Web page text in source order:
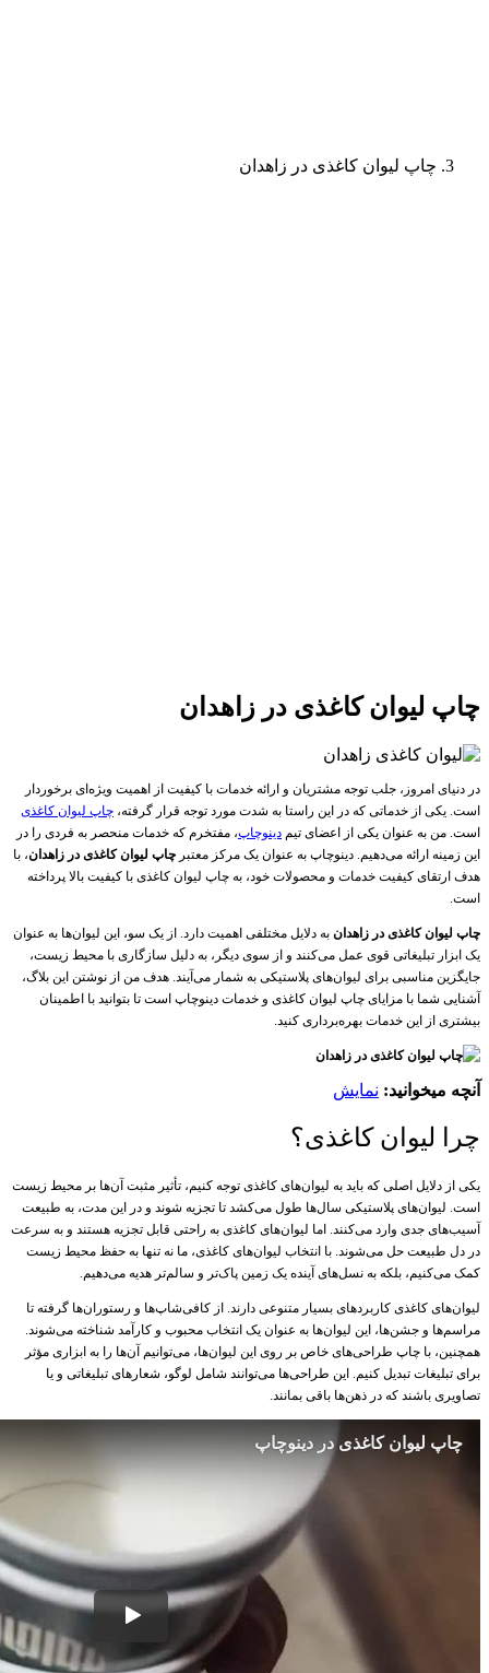
چاپ لیوان کاغذی در زاهدان
چاپ لیوان کاغذی در زاهدان
در دنیای امروز، جلب توجه مشتریان و ارائه خدمات با کیفیت از اهمیت ویژه‌ای برخوردار
است. یکی از خدماتی که در این راستا به شدت مورد توجه قرار گرفته، چاپ لیوان کاغذی
است. من به عنوان یکی از اعضای تیم دینوچاپ، مفتخرم که خدمات منحصر به فردی را در
این زمینه ارائه می‌دهیم. دینوچاپ به عنوان یک مرکز معتبر چاپ لیوان کاغذی در زاهدان، با
هدف ارتقای کیفیت خدمات و محصولات خود، به چاپ لیوان کاغذی با کیفیت بالا پرداخته
است.
چاپ لیوان کاغذی در زاهدان به دلایل مختلفی اهمیت دارد. از یک سو، این لیوان‌ها به عنوان
یک ابزار تبلیغاتی قوی عمل می‌کنند و از سوی دیگر، به دلیل سازگاری با محیط زیست،
جایگزین مناسبی برای لیوان‌های پلاستیکی به شمار می‌آیند. هدف من از نوشتن این بلاگ،
آشنایی شما با مزایای چاپ لیوان کاغذی و خدمات دینوچاپ است تا بتوانید با اطمینان
بیشتری از این خدمات بهره‌برداری کنید.
آنچه میخوانید: نمایش
چرا لیوان کاغذی؟
یکی از دلایل اصلی که باید به لیوان‌های کاغذی توجه کنیم، تأثیر مثبت آن‌ها بر محیط زیست
است. لیوان‌های پلاستیکی سال‌ها طول می‌کشد تا تجزیه شوند و در این مدت، به طبیعت
آسیب‌های جدی وارد می‌کنند. اما لیوان‌های کاغذی به راحتی قابل تجزیه هستند و به سرعت
در دل طبیعت حل می‌شوند. با انتخاب لیوان‌های کاغذی، ما نه تنها به حفظ محیط زیست
کمک می‌کنیم، بلکه به نسل‌های آینده یک زمین پاک‌تر و سالم‌تر هدیه می‌دهیم.
لیوان‌های کاغذی کاربردهای بسیار متنوعی دارند. از کافی‌شاپ‌ها و رستوران‌ها گرفته تا
مراسم‌ها و جشن‌ها، این لیوان‌ها به عنوان یک انتخاب محبوب و کارآمد شناخته می‌شوند.
همچنین، با چاپ طراحی‌های خاص بر روی این لیوان‌ها، می‌توانیم آن‌ها را به ابزاری مؤثر
برای تبلیغات تبدیل کنیم. این طراحی‌ها می‌توانند شامل لوگو، شعارهای تبلیغاتی و یا
تصاویری باشند که در ذهن‌ها باقی بمانند.